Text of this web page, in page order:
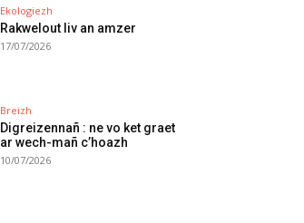
Ekologiezh
Rakwelout liv an amzer
17/07/2026
Breizh
Digreizennañ : ne vo ket graet
ar wech-mañ c’hoazh
10/07/2026